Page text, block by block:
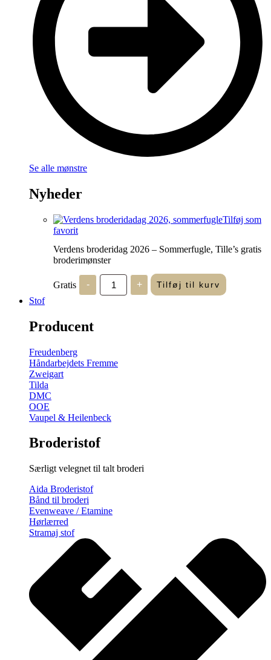
Se alle mønstre
Nyheder
Tilføj som
favorit
Verdens broderidag 2026 – Sommerfugle, Tille’s gratis
broderimønster
Gratis -
Verdens
broderidag
2026
+ Tilføj til kurv
Stof
Producent
Freudenberg
Håndarbejdets Fremme
Zweigart
Tilda
DMC
OOE
Vaupel & Heilenbeck
Broderistof
Særligt velegnet til talt broderi
Aida Broderistof
Bånd til broderi
Evenweave / Etamine
Hørlærred
Stramaj stof